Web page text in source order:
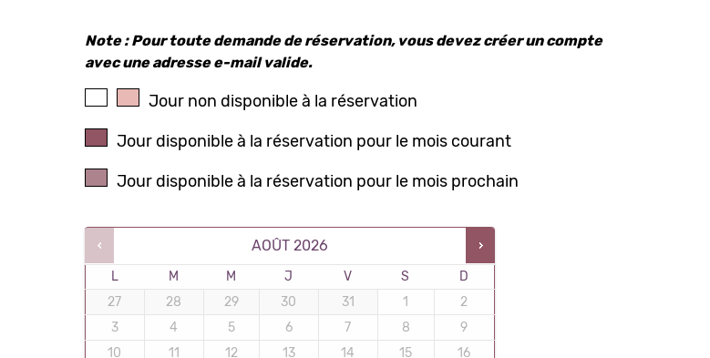
Note : Pour toute demande de réservation, vous devez créer un compte
avec une adresse e-mail valide.
Jour non disponible à la réservation
Jour disponible à la réservation pour le mois courant
Jour disponible à la réservation pour le mois prochain
AOÛT 2026
L M M J V S
D
27
28 29 30 31 1
2
3
4 5 6 7 8
9
10
11 12 13 14 15
16